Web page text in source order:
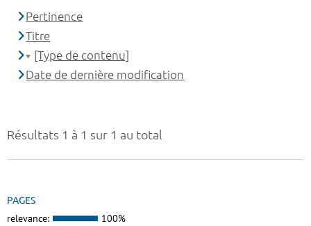
Résultats 1 à 1 sur 1 au total
PAGES
relevance: 100%
Pertinence
Titre
[Type de contenu]
Date de dernière modification